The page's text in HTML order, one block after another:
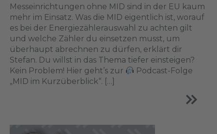
Messeinrichtungen ohne MID sind in der EU kaum
mehr im Einsatz. Was die MID eigentlich ist, worauf
es bei der Energiezählerauswahl zu achten gilt
und welche Zähler du einsetzen musst, um
überhaupt abrechnen zu dürfen, erklärt dir
Stefan. Du willst in das Thema tiefer einsteigen?
Kein Problem! Hier geht’s zur
Podcast-Folge
„MID im Kurzüberblick“. […]